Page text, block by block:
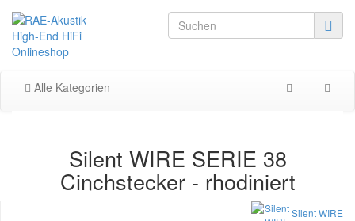
Alle Kategorien
Silent WIRE SERIE 38
Cinchstecker - rhodiniert
Silent WIRE